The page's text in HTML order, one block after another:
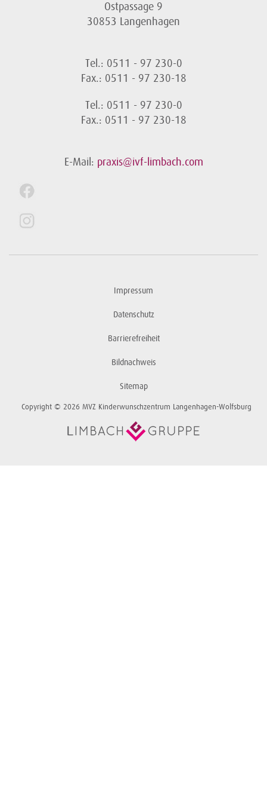
Ostpassage 9
30853 Langenhagen
Tel.: 0511 - 97 230-0
Fax.: 0511 - 97 230-18
Tel.: 0511 - 97 230-0
Fax.: 0511 - 97 230-18
E-Mail: praxis@ivf-limbach.com
Impressum
Datenschutz
Barrierefreiheit
Bildnachweis
Sitemap
Copyright © 2026 MVZ Kinderwunschzentrum Langenhagen-Wolfsburg